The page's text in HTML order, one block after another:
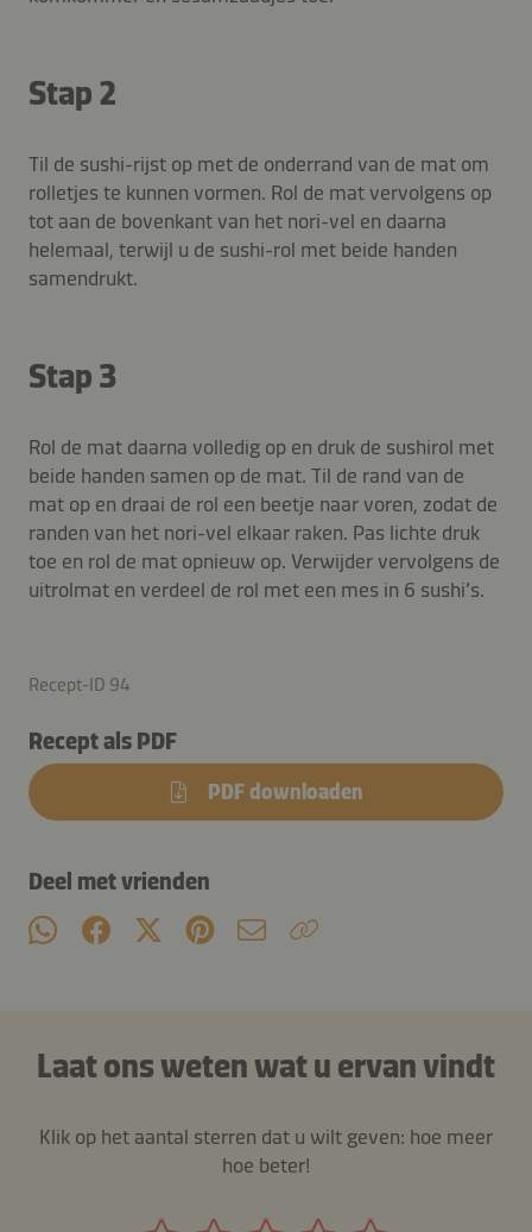
Stap 2
Til de sushi-rijst op met de onderrand van de mat om
rolletjes te kunnen vormen. Rol de mat vervolgens op
tot aan de bovenkant van het nori-vel en daarna
helemaal, terwijl u de sushi-rol met beide handen
samendrukt.
Stap 3
Rol de mat daarna volledig op en druk de sushirol met
beide handen samen op de mat. Til de rand van de
mat op en draai de rol een beetje naar voren, zodat de
randen van het nori-vel elkaar raken. Pas lichte druk
toe en rol de mat opnieuw op. Verwijder vervolgens de
uitrolmat en verdeel de rol met een mes in 6 sushi’s.
Recept-ID 94
Recept als PDF
PDF downloaden
Deel met vrienden
Laat ons weten wat u ervan vindt
Klik op het aantal sterren dat u wilt geven: hoe meer
hoe beter!